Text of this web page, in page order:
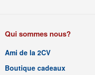
Qui sommes nous?
Ami de la 2CV
Boutique cadeaux